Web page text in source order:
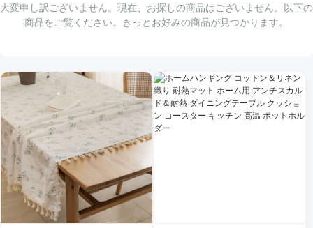
大変申し訳ございません。現在、お探しの商品はございません。以下の
商品をご覧ください。きっとお好みの商品が見つかります。